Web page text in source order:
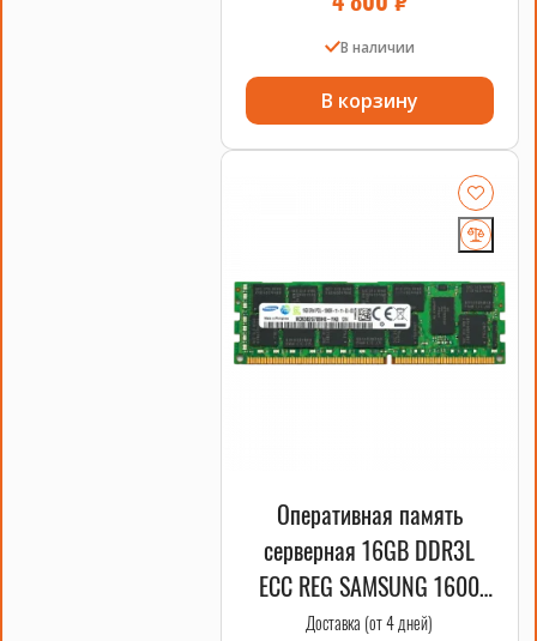
В наличии
В корзину
Оперативная память
серверная 16GB DDR3L
ECC REG SAMSUNG 1600
MHz 2Rx4 OEM
Доставка (от 4 дней)